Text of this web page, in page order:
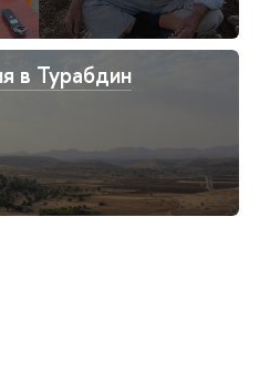
в Турабдин